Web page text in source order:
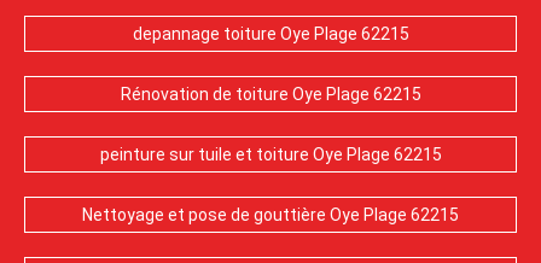
depannage toiture Oye Plage 62215
Rénovation de toiture Oye Plage 62215
peinture sur tuile et toiture Oye Plage 62215
Nettoyage et pose de gouttière Oye Plage 62215